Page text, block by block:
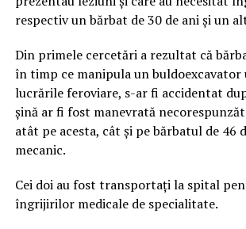
respectiv un bărbat de 30 de ani și un
Din primele cercetări a rezultat că
în timp ce manipula un
lucrările feroviare, s-ar fi accidentat
șină ar fi fost manevrată
atât pe acesta, cât și pe bărbatul de 46
mecanic.
Cei doi au fost transportați la spital
îngrijirilor medicale de specialitate.